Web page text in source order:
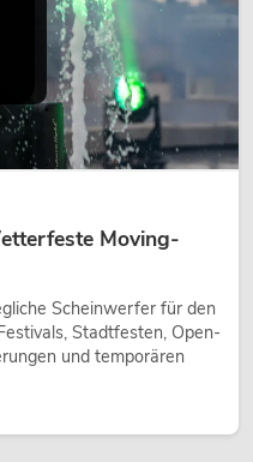
Moving-
Scheinwerfer für den
Stadtfesten, Open-
und temporären